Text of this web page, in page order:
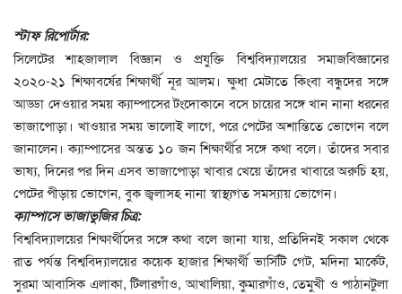
স্টাফ রিপোর্টার:
সিলেটের শাহজালাল বিজ্ঞান ও প্রযুক্তি বিশ্ববিদ্যালয়ের সমাজবিজ্ঞানের
২০২০-২১ শিক্ষাবর্ষের শিক্ষার্থী নূর আলম। ক্ষুধা মেটাতে কিংবা বন্ধুদের সঙ্গে
আড্ডা দেওয়ার সময় ক্যাম্পাসের টংদোকানে বসে চায়ের সঙ্গে খান নানা ধরনের
ভাজাপোড়া। খাওয়ার সময় ভালোই লাগে, পরে পেটের অশান্তিতে ভোগেন বলে
জানালেন। ক্যাম্পাসের অন্তত ১০ জন শিক্ষার্থীর সঙ্গে কথা বলে। তাঁদের সবার
ভাষ্য, দিনের পর দিন এসব ভাজাপোড়া খাবার খেয়ে তাঁদের খাবারে অরুচি হয়,
পেটের পীড়ায় ভোগেন, বুক জ্বলাসহ নানা স্বাস্থ্যগত সমস্যায় ভোগেন।
ক্যাম্পাসে ভাজাভুজির চিত্র:
বিশ্ববিদ্যালয়ের শিক্ষার্থীদের সঙ্গে কথা বলে জানা যায়, প্রতিদিনই সকাল থেকে
রাত পর্যন্ত বিশ্ববিদ্যালয়ের কয়েক হাজার শিক্ষার্থী ভার্সিটি গেট, মদিনা মার্কেট,
সুরমা আবাসিক এলাকা, টিলারগাঁও, আখালিয়া, কুমারগাঁও, তেমুখী ও পাঠানটুলা